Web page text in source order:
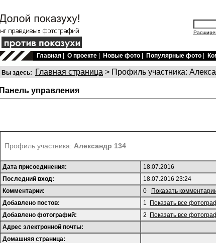
Главная О проекте Новые фото Популярные фото
Вы здесь: Главная страница > Профиль участника:
Панель управления
Профиль участника: Александр 134
Дата присоединения:
18.07.2016
Последний вход:
18.07.2016 23:24
Комментарии:
0
Показать
Добавлено постов:
1
Показать все
Добавлено фотографий:
2
Показать все
Адрес электронной почты:
Домашняя страница: